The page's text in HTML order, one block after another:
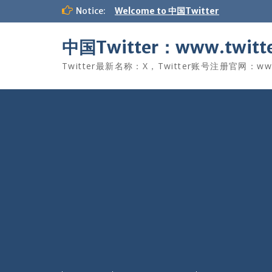
Notice: Welcome to 中国Twitter
中国Twitter：
Twitter最新名称：X，Twitter账号注册官网：